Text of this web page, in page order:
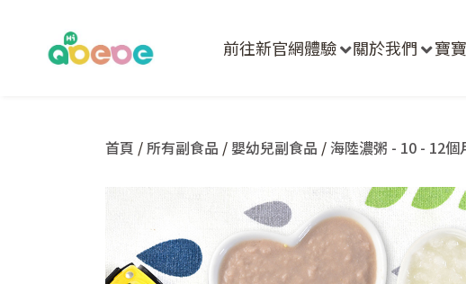
前往新官網體驗 關於我們 寶
首頁 /所有副食品 / 嬰幼兒副食品 /海陸濃粥 - 10 - 12個